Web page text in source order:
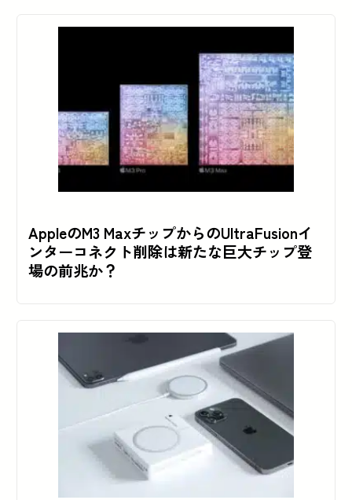
AppleのM3 MaxチップからのUltraFusionイ
ンターコネクト削除は新たな巨大チップ登
場の前兆か？